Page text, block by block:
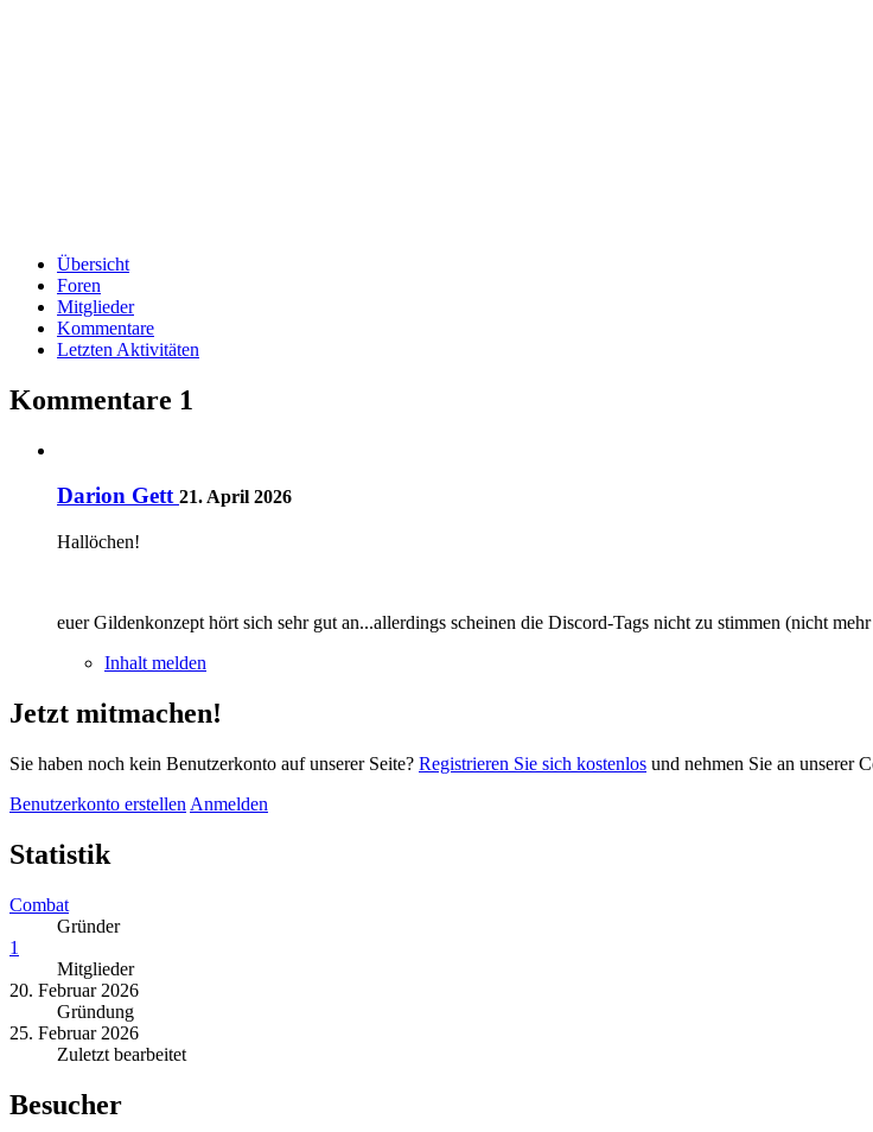
Übersicht
Foren
Mitglieder
Kommentare
Letzten Aktivitäten
Kommentare 1
Darion Gett 21. April 2026
Hallöchen!
euer Gildenkonzept hört sich sehr gut an...allerdings scheinen die Discord-Tags nicht zu stimmen (nicht
Inhalt melden
Jetzt mitmachen!
Sie haben noch kein Benutzerkonto auf unserer Seite? Registrieren Sie sich kostenlos und nehmen Sie an unserer
Benutzerkonto erstellen Anmelden
Statistik
Combat
Gründer
1
Mitglieder
20. Februar 2026
Gründung
25. Februar 2026
Zuletzt bearbeitet
Besucher